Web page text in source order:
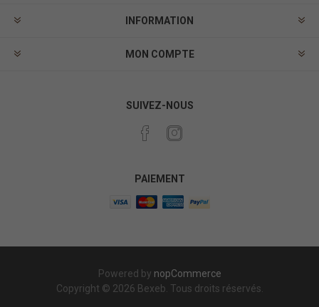
INFORMATION
MON COMPTE
SUIVEZ-NOUS
PAIEMENT
Powered by nopCommerce
Copyright © 2026 Bexeb. Tous droits réservés.